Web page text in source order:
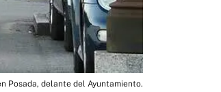
Posada, delante del Ayuntamiento.